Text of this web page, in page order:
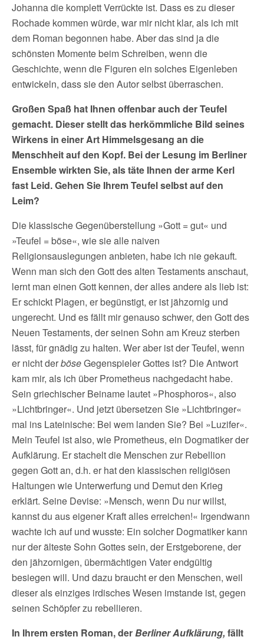
Johanna die komplett Verrückte ist. Dass es zu dieser
Rochade kommen würde, war mir nicht klar, als ich mit
dem Roman begonnen habe. Aber das sind ja die
schönsten Momente beim Schreiben, wenn die
Geschichte, wenn die Figuren ein solches Eigenleben
entwickeln, dass sie den Autor selbst überraschen.
Großen Spaß hat Ihnen offenbar auch derTeufel
gemacht. Dieserstellt das herkömmliche Bild seines
Wirkens in einer Art Himmelsgesang an die
Menschheit auf den Kopf. Bei der Lesung im Berliner
Ensemblewirkten Sie, als täte Ihnen der arme Kerl
fast Leid. Gehen Sie Ihrem Teufel selbst auf den
Leim?
Die klassische Gegenüberstellung »Gott = gut« und
»Teufel = böse«, wie sie alle naiven
Religionsauslegungen anbieten, habe ich nie gekauft.
Wenn man sich den Gott des alten Testaments anschaut,
lernt man einen Gott kennen, der alles andere als lieb ist:
Er schickt Plagen, er begünstigt, er ist jähzornig und
ungerecht. Und es fällt mir genauso schwer, den Gott des
Neuen Testaments, der seinen Sohn am Kreuz sterben
lässt, für gnädig zu halten. Wer aber ist der Teufel, wenn
er nicht derböseGegenspieler Gottes ist? Die Antwort
kam mir, als ich über Prometheus nachgedacht habe.
Sein griechischer Beiname lautet »Phosphoros«, also
»Lichtbringer«. Und jetzt übersetzen Sie »Lichtbringer«
mal ins Lateinische: Bei wem landen Sie? Bei »Luzifer«.
Mein Teufel ist also, wie Prometheus, ein Dogmatiker der
Aufklärung. Er stachelt die Menschen zur Rebellion
gegen Gott an, d.h. er hat den klassischen religiösen
Haltungen wie Unterwerfung und Demut den Krieg
erklärt. Seine Devise: »Mensch, wenn Du nur willst,
kannst du aus eigener Kraft alles erreichen!« Irgendwann
wachte ich auf und wusste: Ein solcher Dogmatiker kann
nur der älteste Sohn Gottes sein, der Erstgeborene, der
den jähzornigen, übermächtigen Vater endgültig
besiegen will. Und dazu braucht er den Menschen, weil
dieser als einziges irdisches Wesen imstande ist, gegen
seinen Schöpfer zu rebellieren.
In Ihrem ersten Roman, derBerliner Aufklärung, fällt